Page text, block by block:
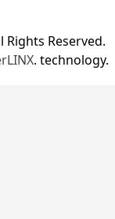
Rights Reserved.
. technology.